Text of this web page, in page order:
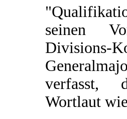
seinen
Divisions-
verfasst,
Wortlaut